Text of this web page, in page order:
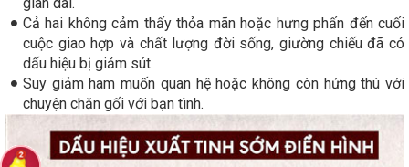
Cả hai không cảm thấy thỏa mãn hoặc hưng phấn đến cuối
cuộc giao hợp và chất lượng đời sống, giường chiếu đã có
dấu hiệu bị giảm sút.
Suy giảm ham muốn quan hệ hoặc không còn hứng thú với
chuyện chăn gối với bạn tình.